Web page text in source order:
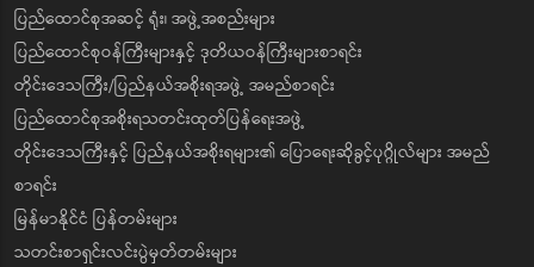
ပြည်ထောင်စုအဆင့် ရုံး၊ အဖွဲ့အစည်းများ
ပြည်ထောင်စုဝန်ကြီးများနှင့် ဒုတိယဝန်ကြီးများစာရင်း
တိုင်းဒေသကြီး/ပြည်နယ်အစိုးရအဖွဲ့ အမည်စာရင်း
ပြည်ထောင်စုအစိုးရသတင်းထုတ်ပြန်ရေးအဖွဲ့
တိုင်းဒေသကြီးနှင့် ပြည်နယ်အစိုးရများ၏ ပြောရေးဆိုခွင့်ပုဂ္ဂိုလ်များ အမည်
စာရင်း
မြန်မာနိုင်ငံ ပြန်တမ်းများ
သတင်းစာရှင်းလင်းပွဲမှတ်တမ်းများ